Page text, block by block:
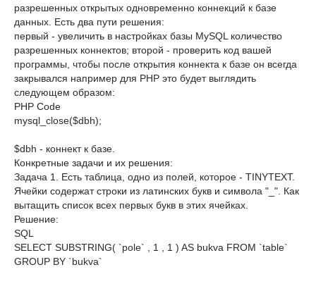
разрешенных открытых одновременно коннекций к базе
данных. Есть два пути решения:
первый - увеличить в настройках базы MySQL количество
разрешенных коннектов; второй - проверить код вашей
программы, чтобы после открытия коннекта к базе он всегда
закрывался например для PHP это будет выглядить
следующем образом:
PHP Code
mysql_close($dbh);
$dbh - коннект к базе.
Конкретные задачи и их решения:
Задача 1. Есть таблица, одно из полей, которое - TINYTEXT.
Ячейки содержат строки из латинских букв и символа "_". Как
вытащить список всех первых букв в этих ячейках.
Решение:
SQL
SELECT SUBSTRING( `pole` , 1 , 1 ) AS bukva FROM `table`
GROUP BY `bukva`